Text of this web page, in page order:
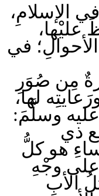
الإسلامِ،
عليْها،
في
مِن صُوَرِ
لها،
وسلَّمَ:
ذي
هو كلُّ
وجْهِ
الأبِ